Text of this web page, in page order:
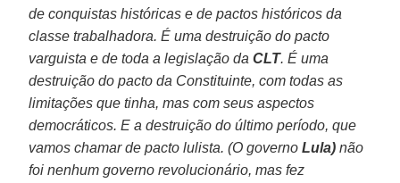
de conquistas históricas e de pactos históricos da
classe trabalhadora. É uma destruição do pacto
varguista e de toda a legislação daCLT. É uma
destruição do pacto da Constituinte, com todas as
limitações que tinha, mas com seus aspectos
democráticos. E a destruição do último período, que
vamos chamar de pacto lulista. (O governoLula) não
foi nenhum governo revolucionário, mas fez